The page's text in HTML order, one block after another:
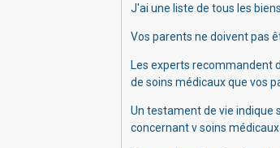
J'ai une liste de tous les
Vos parents ne doivent pas
Les experts recommandent
de soins médicaux que vos
Un testament de vie indique
concernant v soins